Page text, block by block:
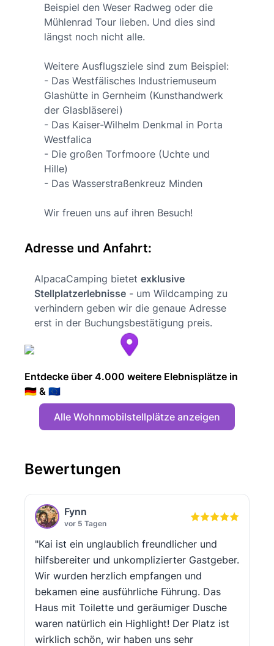
Beispiel den Weser Radweg oder die
Mühlenrad Tour lieben. Und dies sind
längst noch nicht alle.
Weitere Ausflugsziele sind zum Beispiel:
- Das Westfälisches Industriemuseum
Glashütte in Gernheim (Kunsthandwerk
der Glasbläserei)
- Das Kaiser-Wilhelm Denkmal in Porta
Westfalica
- Die großen Torfmoore (Uchte und
Hille)
- Das Wasserstraßenkreuz Minden
Wir freuen uns auf ihren Besuch!
Adresse und Anfahrt:
AlpacaCamping bietet exklusive
Stellplatzerlebnisse - um Wildcamping zu
verhindern geben wir die genaue Adresse
erst in der Buchungsbestätigung preis.
Entdecke über 4.000 weitere Elebnisplätze in
🇩🇪 & 🇪🇺
Alle Wohnmobilstellplätze anzeigen
Bewertungen
Fynn
vor 5 Tagen
"Kai ist ein unglaublich freundlicher und
hilfsbereiter und unkomplizierter Gastgeber.
Wir wurden herzlich empfangen und
bekamen eine ausführliche Führung. Das
Haus mit Toilette und geräumiger Dusche
waren natürlich ein Highlight! Der Platz ist
wirklich schön, wir haben uns sehr